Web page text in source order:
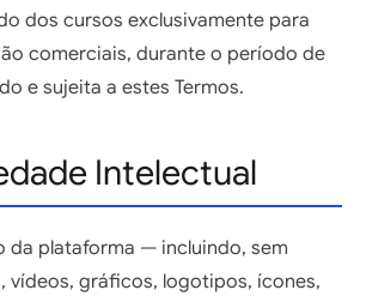
dos cursos exclusivamente para
comerciais, durante o período de
e sujeita a estes Termos.
Intelectual
da plataforma — incluindo, sem
vídeos, gráficos, logotipos, ícones,